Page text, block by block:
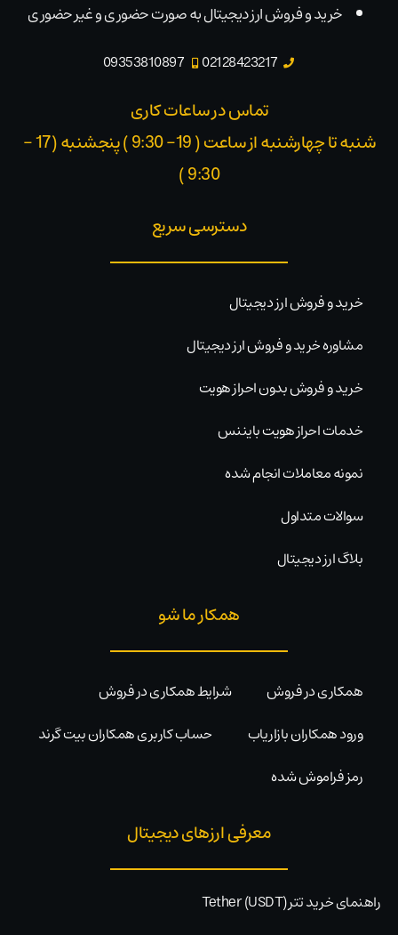
خرید و فروش ارز دیجیتال به صورت حضوری و غیر حضوری
02128423217
09353810897
تماس در ساعات کاری
شنبه تا چهارشنبه از ساعت ( 19- 9:30 ) پنجشنبه (17 -
9:30 )​
دسترسی سریع
خرید و فروش ارز دیجیتال
مشاوره خرید و فروش ارز دیجیتال
خرید و فروش بدون احراز هویت
خدمات احراز هویت بایننس
نمونه معاملات انجام شده
سوالات متداول
بلاگ ارز دیجیتال
همکار ما شو
همکاری در فروش
شرایط همکاری در فروش
ورود همکاران بازاریاب
حساب کاربری همکاران بیت گرند
رمز فراموش شده
معرفی ارزهای دیجیتال
راهنمای خرید تتر Tether (USDT)